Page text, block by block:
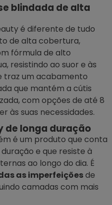
blindada de alta
é diferente de tudo
de alta cobertura,
fórmula de alto
resistindo ao suor e às
traz um acabamento
que mantém a cútis
com opções de até 8
às suas necessidades.
de longa duração
é um produto que conta
e que resiste à
ao longo do dia. É
as imperfeiçõesde
camadas com mais